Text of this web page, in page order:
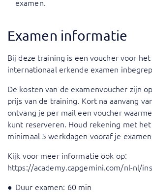
examen.
Examen informatie
Bij deze training is een voucher voor
internationaal erkende examen
De kosten van de examenvoucher zijn
prijs van de training. Kort na aanvang
ontvang je per mail een voucher
kunt reserveren. Houd rekening met
minimaal 5 werkdagen vooraf je
Kijk voor meer informatie ook op:
https://academy.capgemini.com/nl-nl/
Duur examen: 60 min